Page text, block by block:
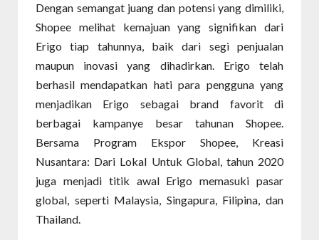
Dengan semangat juang dan potensi yang dimiliki,
Shopee melihat kemajuan yang signifikan dari
Erigo tiap tahunnya, baik dari segi penjualan
maupun inovasi yang dihadirkan. Erigo telah
berhasil mendapatkan hati para pengguna yang
menjadikan Erigo sebagai brand favorit di
berbagai kampanye besar tahunan Shopee.
Bersama Program Ekspor Shopee, Kreasi
Nusantara: Dari Lokal Untuk Global, tahun 2020
juga menjadi titik awal Erigo memasuki pasar
global, seperti Malaysia, Singapura, Filipina, dan
Thailand.